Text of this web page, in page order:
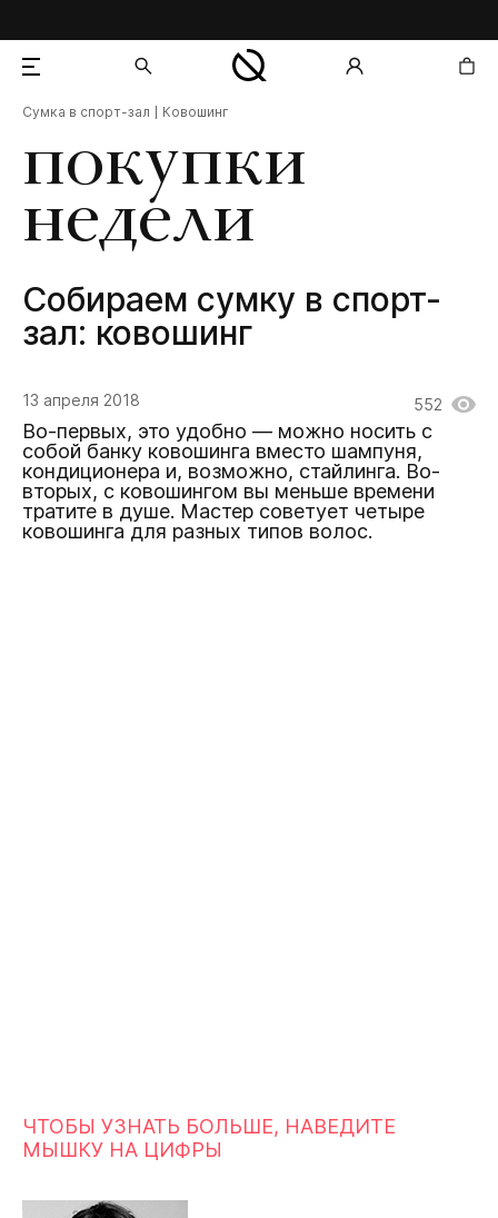
покупки
недели
Собираем сумку в спорт-
зал: ковошинг
Сумка в спорт-зал Ковошинг
13 апреля 2018 552
Во-первых, это удобно — можно носить с
собой банку ковошинга вместо шампуня,
кондиционера и, возможно, стайлинга. Во-
вторых, с ковошингом вы меньше времени
тратите в душе. Мастер советует четыре
ковошинга для разных типов волос.
ЧТОБЫ УЗНАТЬ БОЛЬШЕ, НАВЕДИТЕ
МЫШКУ НА ЦИФРЫ